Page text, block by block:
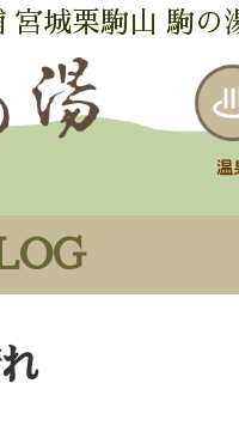
宮城栗駒山 駒の